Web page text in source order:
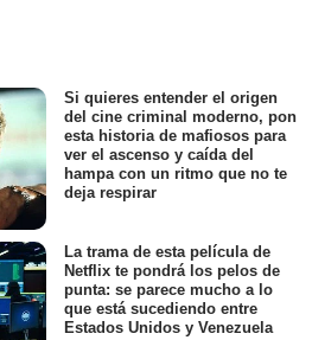
Si quieres entender el origen
del cine criminal moderno, pon
esta historia de mafiosos para
ver el ascenso y caída del
hampa con un ritmo que no te
deja respirar
La trama de esta película de
Netflix te pondrá los pelos de
punta: se parece mucho a lo
que está sucediendo entre
Estados Unidos y Venezuela